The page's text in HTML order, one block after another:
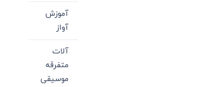
آموزش
آواز
آلات
متفرقه
موسیقی